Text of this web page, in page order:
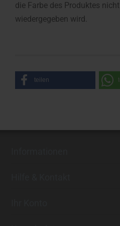
die Farbe des Produktes
wiedergegeben wird.
teilen